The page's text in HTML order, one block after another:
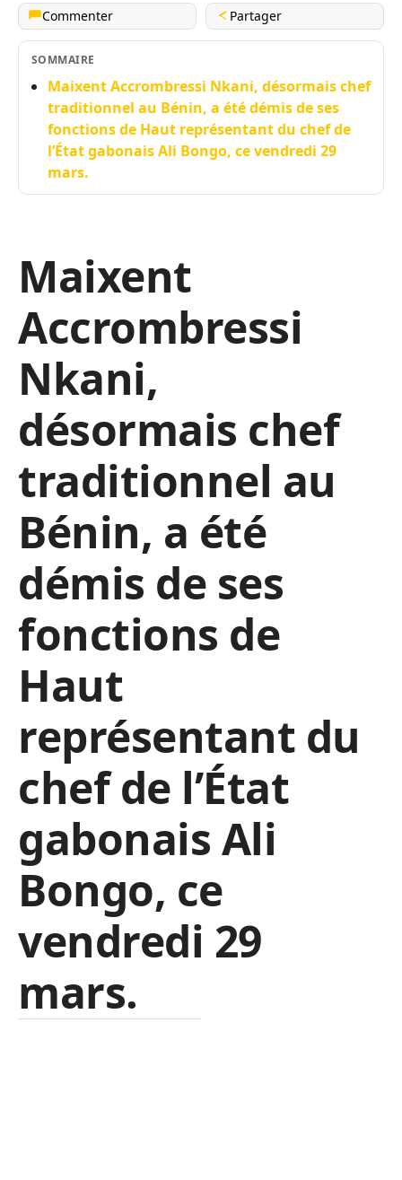
Commenter
Partager
SOMMAIRE
Maixent Accrombressi Nkani, désormais chef
traditionnel au Bénin, a été démis de ses
fonctions de Haut représentant du chef de
l’État gabonais Ali Bongo, ce vendredi 29
mars.
Maixent
Accrombressi
Nkani,
désormais chef
traditionnel au
Bénin, a été
démis de ses
fonctions de
Haut
représentant du
chef de l’État
gabonais Ali
Bongo, ce
vendredi 29
mars.